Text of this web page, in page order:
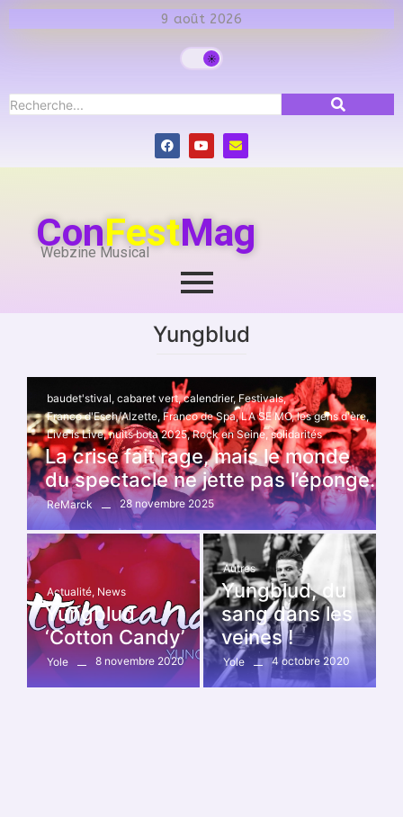
9 août 2026
ConFestMag
Webzine Musical
Yungblud
baudet'stival, cabaret vert, calendrier, Festivals,
Franco d'Esch/Alzette, Franco de Spa, LA SE MO, les gens d'ère,
Live is Live, nuits bota 2025, Rock en Seine, solidarités
La crise fait rage, mais le monde
du spectacle ne jette pas l’éponge.
ReMarck 28 novembre 2025
Actualité, News
Yungblud
‘Cotton Candy’
Yole 8 novembre 2020
Autres
Yungblud, du
sang dans les
veines !
Yole 4 octobre 2020